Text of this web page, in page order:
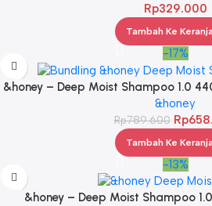
Rp329.000
Tambah Ke
-17%
&honey – Deep Moist Shampoo 1.0
3.0 100ml
&honey
Rp789.600 Rp
Tambah Ke
-13%
&honey – Deep Moist Shampoo